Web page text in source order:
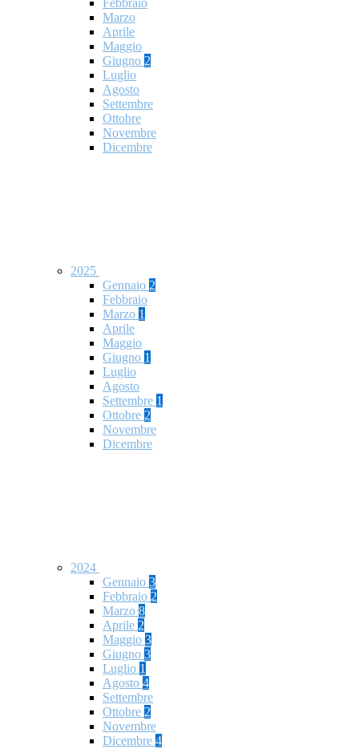
Febbraio
Marzo
Aprile
Maggio
Giugno 2
Luglio
Agosto
Settembre
Ottobre
Novembre
Dicembre
2025
Gennaio 2
Febbraio
Marzo 1
Aprile
Maggio
Giugno 1
Luglio
Agosto
Settembre 1
Ottobre 2
Novembre
Dicembre
2024
Gennaio 3
Febbraio 2
Marzo 8
Aprile 2
Maggio 3
Giugno 3
Luglio 1
Agosto 4
Settembre
Ottobre 2
Novembre
Dicembre 4